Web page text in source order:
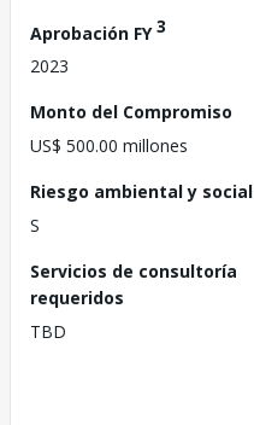
Aprobación FY3
2023
Monto del Compromiso
US$ 500.00 millones
Riesgo ambiental y social
S
Servicios de consultoría
requeridos
TBD